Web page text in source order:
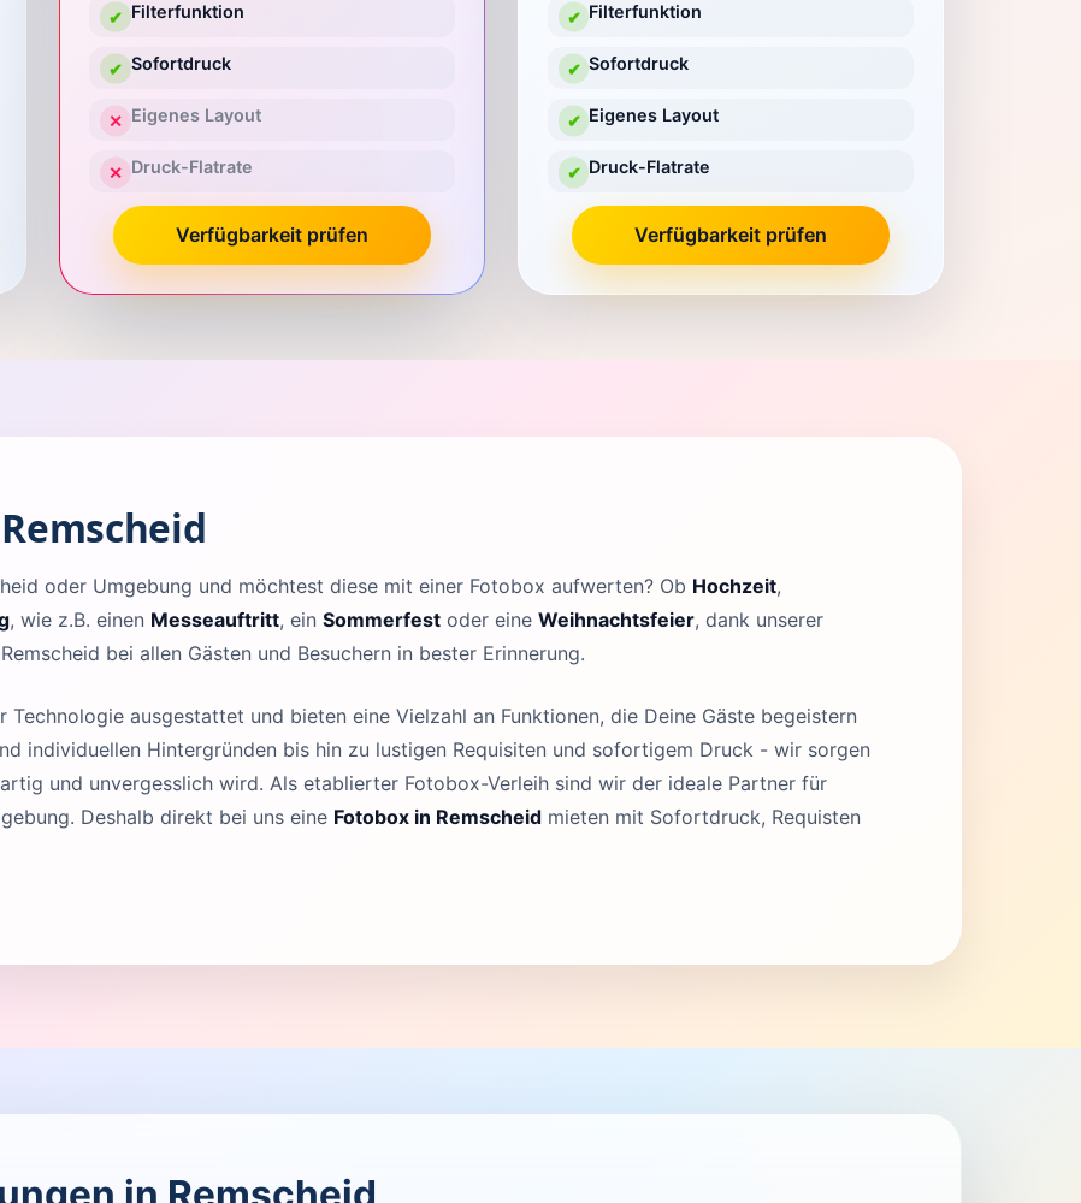
✔ Filterfunktion
✔ Sofortdruck
✕ Eigenes Layout
✕ Druck-Flatrate
Verfügbarkeit prüfen
✔ Filterfunktion
✔ Sofortdruck
✔ Eigenes Layout
✔ Druck-Flatrate
Verfügbarkeit prüfen
oder Umgebung und möchtest diese mit einer Fotobox aufwerten? Ob Hochzeit,
, wie z.B. einen Messeauftritt, ein Sommerfest oder eine Weihnachtsfeier, dank unserer
bei allen Gästen und Besuchern in bester Erinnerung.
ausgestattet und bieten eine Vielzahl an Funktionen, die Deine Gäste begeistern
individuellen Hintergründen bis hin zu lustigen Requisiten und sofortigem Druck - wir sorgen
und unvergesslich wird. Als etablierter Fotobox-Verleih sind wir der ideale Partner für
Deshalb direkt bei uns eine Fotobox in Remscheid mieten mit Sofortdruck, Requisten